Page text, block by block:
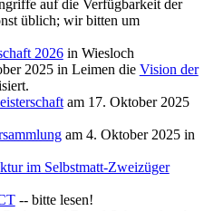
auf die Verfügbarkeit der
üblich; wir bitten um
2026in Wiesloch
2025 in Leimen die Vision der
am 17. Oktober 2025
am 4. Oktober 2025 in
im Selbstmatt-Zweizüger
-- bitte lesen!